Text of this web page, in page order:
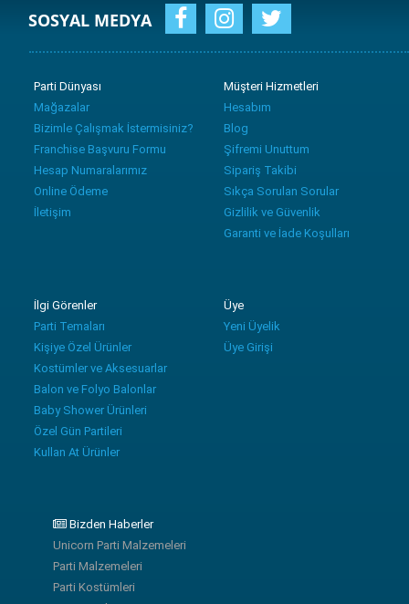
SOSYAL MEDYA
Parti Dünyası
Mağazalar
Bizimle Çalışmak İstermisiniz?
Franchise Başvuru Formu
Hesap Numaralarımız
Online Ödeme
İletişim
Müşteri Hizmetleri
Hesabım
Blog
Şifremi Unuttum
Sipariş Takibi
Sıkça Sorulan Sorular
Gizlilik ve Güvenlik
Garanti ve İade Koşulları
İlgi Görenler
Parti Temaları
Kişiye Özel Ürünler
Kostümler ve Aksesuarlar
Balon ve Folyo Balonlar
Baby Shower Ürünleri
Özel Gün Partileri
Kullan At Ürünler
Üye
Yeni Üyelik
Üye Girişi
Bizden Haberler
Unicorn Parti Malzemeleri
Parti Malzemeleri
Parti Kostümleri